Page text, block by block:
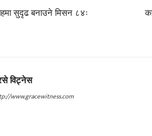
सुदृढ बनाउने मिसन ८४ः
विट्नेस
www.gracewitness.com